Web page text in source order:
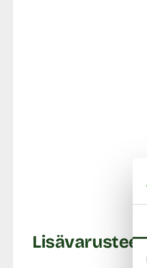
Käynnistä tappi
Reilunkokoinen kanta
Tapin käyttöpituus: n.
Tapin max. halkaisija:
Moottori: 1 moottori,
Toimii: USB-ladattava,
Lisävarusteet